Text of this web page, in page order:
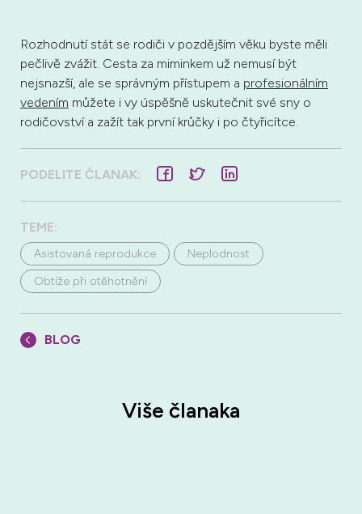
Rozhodnutí stát se rodiči v pozdějším věku byste měli
pečlivě zvážit. Cesta za miminkem už nemusí být
nejsnazší, ale se správným přístupem a profesionálním
vedením můžete i vy úspěšně uskutečnit své sny o
rodičovství a zažít tak první krůčky i po čtyřicítce.
PODELITE ČLANAK:
TEME:
Asistovaná reprodukce
Neplodnost
Obtíže při otěhotnění
BLOG
Više članaka